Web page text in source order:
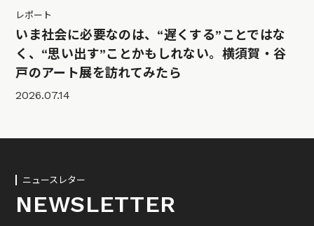
レポート
いま社会に必要なのは、“遅くする”ことではな
く、“思い出す”ことかもしれない。横須賀・谷
戸のアート展を訪れてみたら
2026.07.14
ニュースレター
NEWSLETTER